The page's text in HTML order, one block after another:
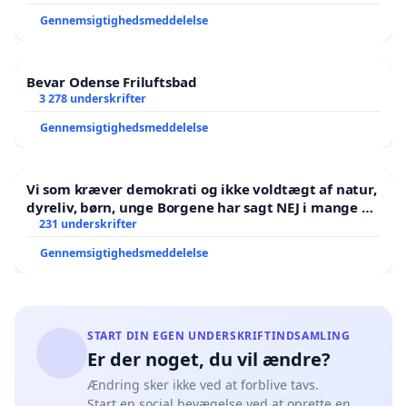
Gennemsigtighedsmeddelelse
Bevar Odense Friluftsbad
3 278 underskrifter
Gennemsigtighedsmeddelelse
Vi som kræver demokrati og ikke voldtægt af natur,
dyreliv, børn, unge Borgene har sagt NEJ i mange år.
Der er
231 underskrifter
Gennemsigtighedsmeddelelse
START DIN EGEN UNDERSKRIFTINDSAMLING
Er der noget, du vil ændre?
Ændring sker ikke ved at forblive tavs.